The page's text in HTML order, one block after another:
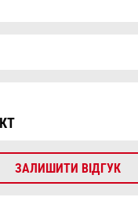
ЗАЛИШИТИ ВІДГУК